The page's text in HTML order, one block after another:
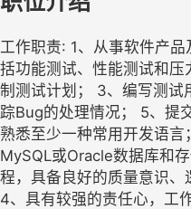
工作职责: 1、从事软件产
括功能测试、性能测试和
制测试计划； 3、编写测试
踪Bug的处理情况； 5、提
熟悉至少一种常用开发语
MySQL或Oracle数据库和
程，具备良好的质量意识、
4、具有较强的责任心，工